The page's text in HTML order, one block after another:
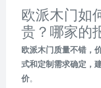
欧派木门如
贵？哪家的
欧派木门质量不错，
式和定制需求确定，
价。